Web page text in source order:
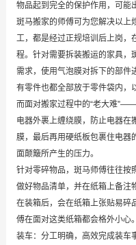
物品起到完全的保护作用，可能
斑马搬家的师傅可为您解决以上
工，都是经过正规培训后上岗，
程。针对需要拆装搬运的家具，
需求，使用气泡膜对拆下的部件
有零件也都全部放于零件袋内
而面对搬家过程中的“老大难
电器外裹上缠绕膜，防止电器在
膜，最后再用硬纸板包裹住电器
面颠簸所产生的压力。
针对零碎物品，斑马师傅往往按
做好物品清单，并在纸箱上备注
在装箱后，会在纸箱上张贴易碎
傅在面对这类纸箱都会格外小心。
装车：分工明确，高效完成装车